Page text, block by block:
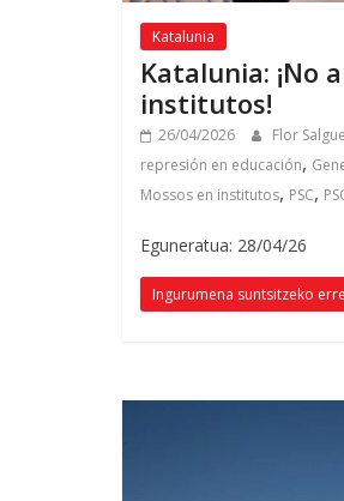
Katalunia
Katalunia: ¡No
institutos!
26/04/2026 Flor
represión en educación,
Mossos en institutos, PSC,
Eguneratua: 28/04/26
Ingurumena suntsitzeko